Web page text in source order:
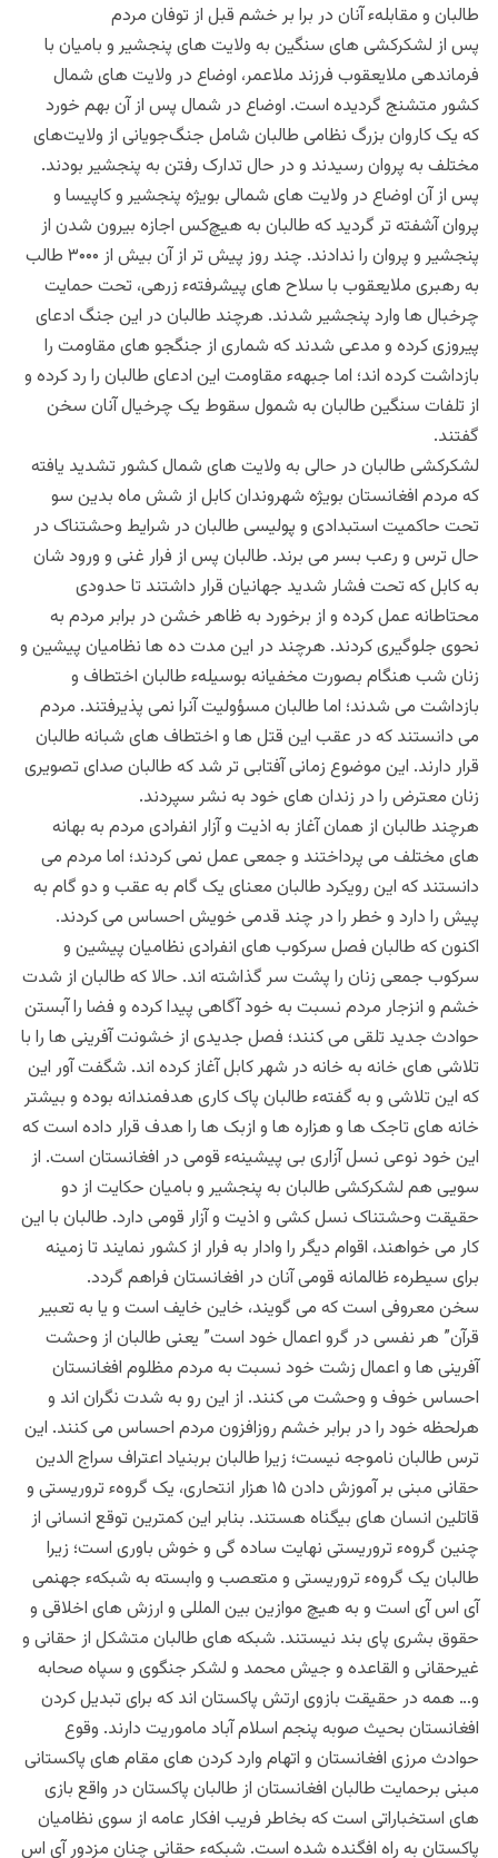
طالبان و مقابلهء آنان در برا بر خشم قبل از توفان مردم
پس از لشکرکشی های سنگین به ولایت های پنجشیر و بامیان با
فرماندهی ملایعقوب فرزند ملاعمر، اوضاع در ولایت های شمال
کشور متشنج گردیده است. اوضاع در شمال پس از آن بهم خورد
که یک کاروان بزرگ نظامی طالبان شامل جنگ‌جویانی از ولایت‌های
مختلف به پروان رسیدند و در حال تدارک رفتن به پنجشیر بودند.
پس از آن اوضاع در ولایت های شمالی بویژه پنجشیر و کاپیسا و
پروان آشفته تر گردید که طالبان به هیچ‌کس اجازه بیرون شدن از
پنجشیر و پروان را ندادند. چند روز پیش تر از آن بیش از ۳۰۰۰ طالب
به رهبری ملایعقوب با سلاح های پیشرفتهء زرهی، تحت حمایت
چرخبال ها وارد پنجشیر شدند. هرچند طالبان در این جنگ ادعای
پیروزی کرده و مدعی شدند که شماری از جنگجو های مقاومت را
بازداشت کرده اند؛ اما جبههء مقاومت این ادعای طالبان را رد کرده و
از تلفات سنگین طالبان به شمول سقوط یک چرخیال آنان سخن
گفتند.
لشکرکشی طالبان در حالی به ولایت های شمال کشور تشدید یافته
که مردم افغانستان بویژه شهروندان کابل از شش ماه بدین سو
تحت حاکمیت استبدادی و پولیسی طالبان در شرایط وحشتناک در
حال ترس و رعب بسر می برند. طالبان پس از فرار غنی و ورود شان
به کابل که تحت فشار شدید جهانیان قرار داشتند تا حدودی
محتاطانه عمل کرده و از برخورد به ظاهر خشن در برابر مردم به
نحوی جلوگیری کردند. هرچند در این مدت ده ها نظامیان پیشین و
زنان شب هنگام بصورت مخفیانه بوسیلهء طالبان اختطاف و
بازداشت می شدند؛ اما طالبان مسؤولیت آنرا نمی پذیرفتند. مردم
می دانستند که در عقب این قتل ها و اختطاف های شبانه طالبان
قرار دارند. این موضوع زمانی آفتابی تر شد که طالبان صدای تصویری
زنان معترض را در زندان های خود به نشر سپردند.
هرچند طالبان از همان آغاز به اذیت و آزار انفرادی مردم به بهانه
های مختلف می پرداختند و جمعی عمل نمی کردند؛ اما مردم می
دانستند که این رویکرد طالبان معنای یک گام به عقب و دو گام به
پیش را دارد و خطر را در چند قدمی خویش احساس می کردند.
اکنون که طالبان فصل سرکوب های انفرادی نظامیان پیشین و
سرکوب جمعی زنان را پشت سر گذاشته اند. حالا که طالبان از شدت
خشم و انزجار مردم نسبت به خود آگاهی پیدا کرده و فضا را آبستن
حوادث جدید تلقی می کنند؛ فصل جدیدی از خشونت آفرینی ها را با
تلاشی های خانه به خانه در شهر کابل آغاز کرده اند. شگفت آور این
که این تلاشی و به گفتهء طالبان پاک کاری هدفمندانه بوده و بیشتر
خانه های تاجک ها و هزاره ها و ازبک ها را هدف قرار داده است که
این خود نوعی نسل آزاری بی پیشینهء قومی در افغانستان است. از
سویی هم لشکرکشی طالبان به پنجشیر و بامیان حکایت از دو
حقیقت وحشتناک نسل کشی و اذیت و آزار قومی دارد. طالبان با این
کار می خواهند، اقوام دیگر را وادار به فرار از کشور نمایند تا زمینه
برای سیطرهء ظالمانه قومی آنان در افغانستان فراهم گردد.
سخن معر‌وفی است که می گویند، خاین خایف است و یا به تعبیر
قرآن” هر نفسی در گرو اعمال خود است” یعنی طالبان از وحشت
آفرینی ها و اعمال زشت خود نسبت به مردم مظلوم افغانستان
احساس خوف و وحشت می کنند. از این رو به شدت نگران اند و
هرلحظه خود را در برابر خشم روزافزون مردم احساس می کنند. این
ترس طالبان ناموجه نیست؛ زیرا طالبان بربنیاد اعتراف سراج الدین
حقانی مبنی بر آموزش دادن ۱۵ هزار انتحاری، یک گروهء تروریستی و
قاتلین انسان های بیگناه هستند. بنابر این کمترین توقع انسانی از
چنین گروهء تروریستی نهایت ساده گی و خوش باوری است؛ زیرا
طالبان یک گروهء تروریستی و متعصب و وابسته به شبکهء جهنمی
آی اس آی است و به هیچ موازین بین المللی و ارزش های اخلاقی و
حقوق بشری پای بند نیستند. شبکه های طالبان متشکل از حقانی و
غیرحقانی و القاعده و جیش محمد و لشکر جنگوی و سپاه صحابه
و… همه در حقیقت بازوی ارتش پاکستان اند که برای تبدیل کردن
افغانستان بحیث صوبه پنجم اسلام آباد ماموریت دارند. ‌وقوع
حوادث مرزی افغانستان و اتهام وارد کردن های مقام های پاکستانی
مبنی برحمایت طالبان افغانستان از طالبان پاکستان در واقع بازی
های استخباراتی است که بخاطر فریب افکار عامه از سوی نظامیان
پاکستان به راه افگنده شده است. شبکهء حقانی چنان مزدور آی اس